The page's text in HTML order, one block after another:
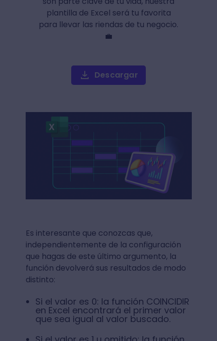
plantilla de Excel será tu favorita
para llevar las riendas de tu negocio.
💼
Descargar
Es interesante que conozcas que,
independientemente de la configuración
que hagas de este último argumento, la
función devolverá sus resultados de modo
distinto:
Si el valor es 0: la función COINCIDIR
en Excel encontrará el primer valor
que sea igual al valor buscado.